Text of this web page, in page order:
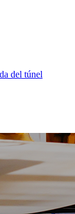
del túnel